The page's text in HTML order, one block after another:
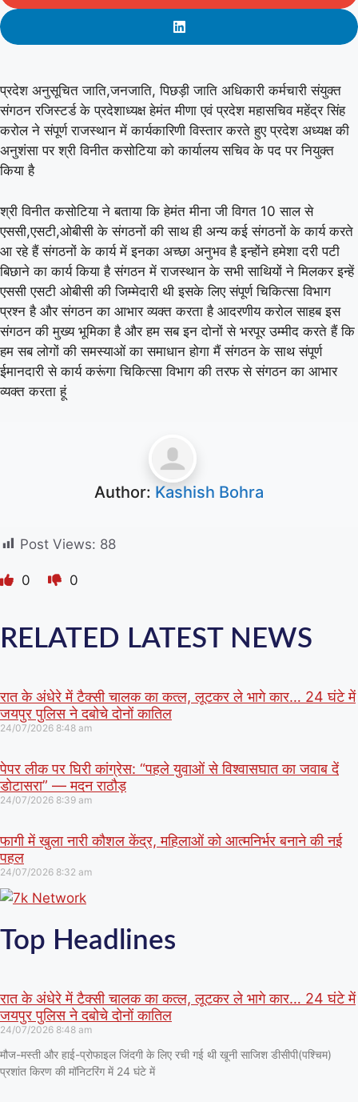
प्रदेश अनुसूचित जाति,जनजाति, पिछड़ी जाति अधिकारी कर्मचारी संयुक्त
संगठन रजिस्टर्ड के प्रदेशाध्यक्ष हेमंत मीणा एवं प्रदेश महासचिव महेंद्र सिंह
करोल ने संपूर्ण राजस्थान में कार्यकारिणी विस्तार करते हुए प्रदेश अध्यक्ष की
अनुशंसा पर श्री विनीत कसोटिया को कार्यालय सचिव के पद पर नियुक्त
किया है
श्री विनीत कसोटिया ने बताया कि हेमंत मीना जी विगत 10 साल से
एससी,एसटी,ओबीसी के संगठनों की साथ ही अन्य कई संगठनों के कार्य करते
आ रहे हैं संगठनों के कार्य में इनका अच्छा अनुभव है इन्होंने हमेशा दरी पटी
बिछाने का कार्य किया है संगठन में राजस्थान के सभी साथियों ने मिलकर इन्हें
एससी एसटी ओबीसी की जिम्मेदारी थी इसके लिए संपूर्ण चिकित्सा विभाग
प्रश्न है और संगठन का आभार व्यक्त करता है आदरणीय करोल साहब इस
संगठन की मुख्य भूमिका है और हम सब इन दोनों से भरपूर उम्मीद करते हैं कि
हम सब लोगों की समस्याओं का समाधान होगा मैं संगठन के साथ संपूर्ण
ईमानदारी से कार्य करूंगा चिकित्सा विभाग की तरफ से संगठन का आभार
व्यक्त करता हूं
Author: Kashish Bohra
Post Views: 88
0 0
RELATED LATEST NEWS
रात के अंधेरे में टैक्सी चालक का कत्ल, लूटकर ले भागे कार… 24 घंटे में
जयपुर पुलिस ने दबोचे दोनों कातिल
24/07/2026 8:48 am
पेपर लीक पर घिरी कांग्रेस: “पहले युवाओं से विश्वासघात का जवाब दें
डोटासरा” — मदन राठौड़
24/07/2026 8:39 am
फागी में खुला नारी कौशल केंद्र, महिलाओं को आत्मनिर्भर बनाने की नई
पहल
24/07/2026 8:32 am
Top Headlines
रात के अंधेरे में टैक्सी चालक का कत्ल, लूटकर ले भागे कार… 24 घंटे में
जयपुर पुलिस ने दबोचे दोनों कातिल
24/07/2026 8:48 am
मौज-मस्ती और हाई-प्रोफाइल जिंदगी के लिए रची गई थी खूनी साजिश डीसीपी(पश्चिम)
प्रशांत किरण की मॉनिटरिंग में 24 घंटे में